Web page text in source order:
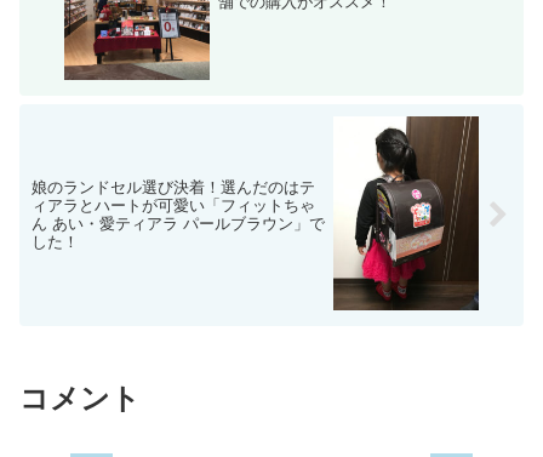
娘のランドセル選び決着！選んだのはテ
ィアラとハートが可愛い「フィットちゃ
ん あい・愛ティアラ パールブラウン」で
した！
コメント